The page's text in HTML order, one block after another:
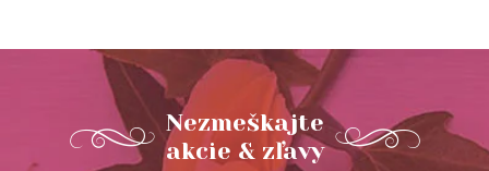
Nezmeškajte
akcie & zľavy